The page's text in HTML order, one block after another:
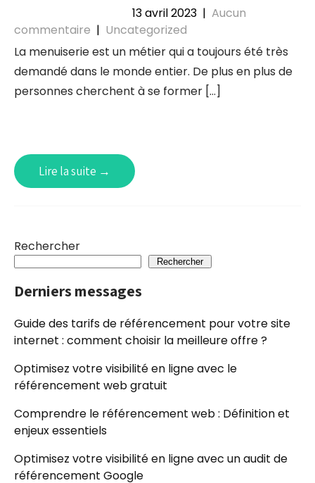
13 avril 2023 | Aucun
commentaire | Uncategorized
La menuiserie est un métier qui a toujours été très
demandé dans le monde entier. De plus en plus de
personnes cherchent à se former […]
Lire la suite →
Rechercher
Rechercher
Derniers messages
Guide des tarifs de référencement pour votre site
internet : comment choisir la meilleure offre ?
Optimisez votre visibilité en ligne avec le
référencement web gratuit
Comprendre le référencement web : Définition et
enjeux essentiels
Optimisez votre visibilité en ligne avec un audit de
référencement Google